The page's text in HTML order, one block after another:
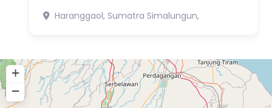
Haranggaol, Sumatra Simalungun,
+
−